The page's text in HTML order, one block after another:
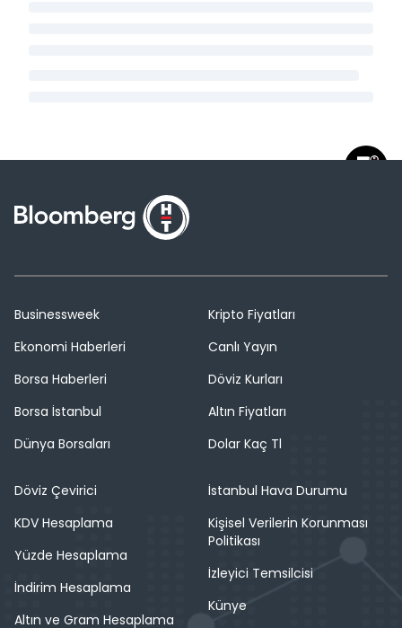
Businessweek
Ekonomi Haberleri
Borsa Haberleri
Borsa İstanbul
Dünya Borsaları
Kripto Fiyatları
Canlı Yayın
Döviz Kurları
Altın Fiyatları
Dolar Kaç Tl
Döviz Çevirici
KDV Hesaplama
Yüzde Hesaplama
İndirim Hesaplama
Altın ve Gram Hesaplama
İstanbul Hava Durumu
Kişisel Verilerin Korunması
Politikası
İzleyici Temsilcisi
Künye